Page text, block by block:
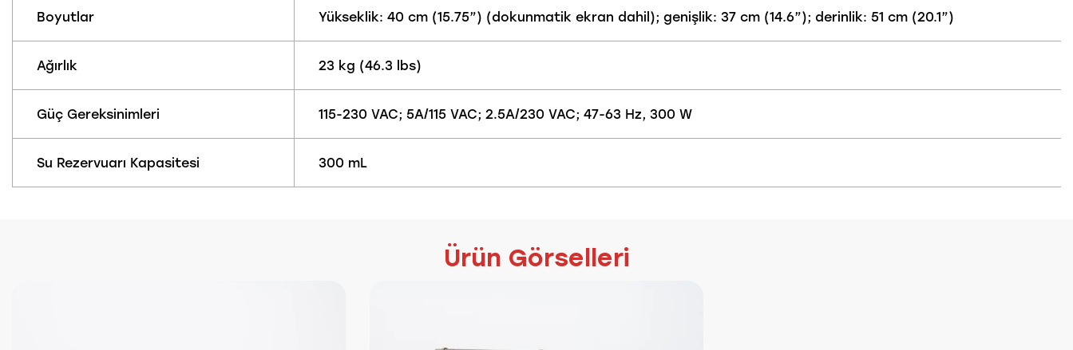
Boyutlar Yükseklik: 40 cm (15.75”) (dokunmatik ekran dahil); genişlik: 37 cm (14.6”); derinlik: 51 cm (20.1”)
Ağırlık 23 kg (46.3 lbs)
Güç Gereksinimleri 115-230 VAC; 5A/115 VAC; 2.5A/230 VAC; 47-63 Hz, 300 W
Su Rezervuarı Kapasitesi 300 mL
Ürün Görselleri